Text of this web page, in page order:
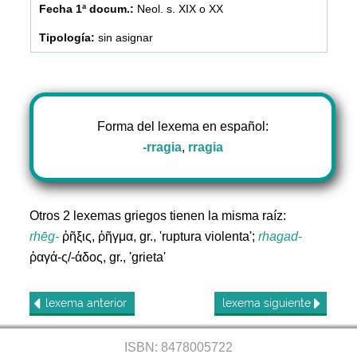
Neol. s. XIX o XX
sin asignar
Forma del lexema en español:
-rragia, rragia
Otros 2 lexemas griegos tienen la misma raíz:
rhēg- ῥῆξις, ῥῆγμα, gr., 'ruptura violenta';rhagad-
ῥαγά-ς/-άδος, gr., 'grieta'
lexema anterior lexema siguiente
ISBN: 8478005722